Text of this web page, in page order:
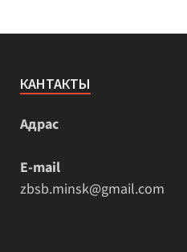
КАНТАКТЫ
Адрас
E-mail
zbsb.minsk@gmail.com